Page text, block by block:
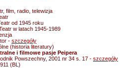
film, radio, telewizja
od 1945 roku
w latach 1945-1989
- szczegóły
(historia literatury)
i filmowe pasje Peipera
Powszechny, 2001 nr 34 s. 17 - szczegóły
(BL)